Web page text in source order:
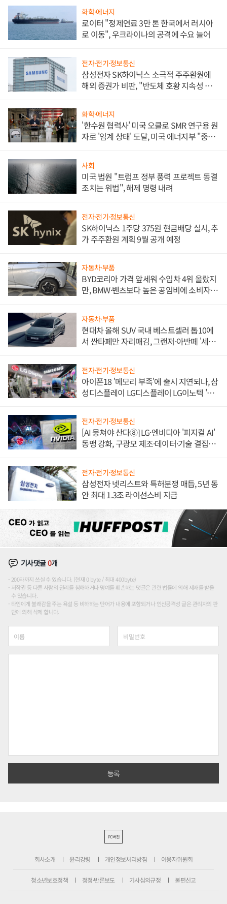
화학·에너지
로이터 "정제연료 3만 톤 한국에서 러시아
로 이동", 우크라이나의 공격에 수요 늘어
전자·전기·정보통신
삼성전자 SK하이닉스 소극적 주주환원에
해외 증권가 비판, "반도체 호황 지속성 의
화학·에너지
'한수원 협력사' 미국 오클로 SMR 연구용 원
자로 '임계 상태' 도달, 미국 에너지부 "중요
사회
미국 법원 "트럼프 정부 풍력 프로젝트 동결
조치는 위법", 해제 명령 내려
전자·전기·정보통신
SK하이닉스 1주당 375원 현금배당 실시, 추
가 주주환원 계획 9월 공개 예정
자동차·부품
BYD코리아 가격 앞세워 수입차 4위 올랐지
만, BMW·벤츠보다 높은 공임비에 소비자
자동차·부품
현대차 올해 SUV 국내 베스트셀러 톱10에
서 싼타페만 자리매김, 그랜저·아반떼 '세단
전자·전기·정보통신
아이폰18 '메모리 부족'에 출시 지연되나, 삼
성디스플레이 LG디스플레이 LG이노텍 '탈
전자·전기·정보통신
[AI 뭉쳐야 산다⑧] LG·엔비디아 '피지컬 AI'
동맹 강화, 구광모 제조·데이터·기술 결집
전자·전기·정보통신
삼성전자 넷리스트와 특허분쟁 매듭, 5년 동
안 최대 1.3조 라이선스비 지급
기사댓글0개
200자까지 쓰실 수 있습니다. (현재 0 byte / 최대 400byte)
저작권 등 다른 사람의 권리를 침해하거나 명예를 훼손하는 댓글은 관련 법률에 의해 제재를 받을
수 있습니다.
타인에게 불쾌감을 주는 욕설 등 비하하는 단어가 내용에 포함되거나 인신공격성 글은 관리자의 판
단에 의해 삭제 합니다.
PC버전
회사소개 윤리강령 개인정보처리방침 이용자위원회
청소년보호정책 정정·반론보도 기사심의규정 불편신고